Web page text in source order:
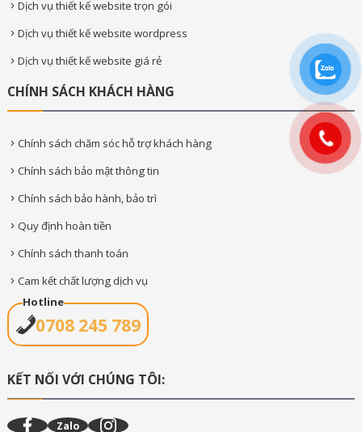
Dịch vụ thiết kế website trọn gói
Dịch vụ thiết kế website wordpress
Dịch vụ thiết kế website giá rẻ
CHÍNH SÁCH KHÁCH HÀNG
Chính sách chăm sóc hỗ trợ khách hàng
Chính sách bảo mật thông tin
Chính sách bảo hành, bảo trì
Quy định hoàn tiền
Chính sách thanh toán
Cam kết chất lượng dịch vụ
Hotline
0708 245 789
KẾT NỐI VỚI CHÚNG TÔI:
Zalo